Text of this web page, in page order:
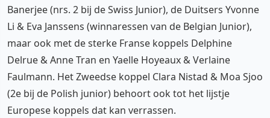
Banerjee (nrs. 2 bij de Swiss Junior), de Duitsers Yvonne
Li & Eva Janssens (winnaressen van de Belgian Junior),
maar ook met de sterke Franse koppels Delphine
Delrue & Anne Tran en Yaelle Hoyeaux & Verlaine
Faulmann. Het Zweedse koppel Clara Nistad & Moa Sjoo
(2e bij de Polish junior) behoort ook tot het lijstje
Europese koppels dat kan verrassen.